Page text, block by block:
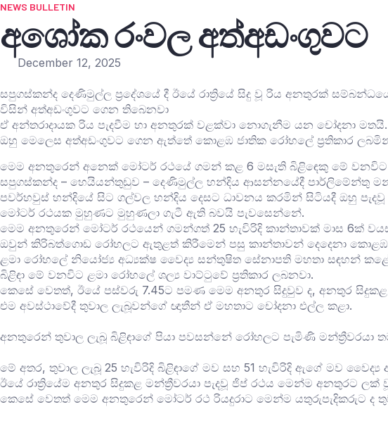
NEWS BULLETIN
අශෝක රංවල අත්අඩංගුවට
December 12, 2025
සපුගස්කන්ද දෙණිමුල්ල ප්‍රදේශයේ දී ඊයේ රාත්‍රියේ සිදු වූ රිය අනතුරක්
විසින් අත්අඩංගුවට ගෙන තිබෙනවා
ඒ අන්තරාදායක රිය පැදවීම හා අනතුරක් වළක්වා නොගැනීම යන චෝදනා මතයි.
ඔහු මෙලෙස අත්අඩංගුවට ගෙන ඇත්තේ කොළඹ ජාතික රෝහලේ ප්‍රතිකාර
මෙම අනතුරෙන් අනෙක් මෝටර් රථයේ ගමන් කළ 6 මසැති බිළිඳෙකු මේ වනවිට
සපුගස්කන්ද – හෙයියන්තුඩුව – දෙණිමුල්ල හන්දිය ආසන්නයේදී පාර්ලිමේන්තු
පවර්හවුස් හන්දියේ සිට ගල්වල හන්දිය දෙසට ධාවනය කරමින් සිටියදී ඔහු
මෝටර් රථයක මුහුණට මුහුණලා ගැටී ඇති බවයි පැවසෙන්නේ.
මෙම අනතුරෙන් ‍මෝටර් රථයෙන් ගමන්ගත් 25 හැවිරිදි කාන්තාවක් මාස 6ක්
ඔවුන් කිරිබත්ගොඩ රෝහලට ඇතුළත් කිරීමෙන් පසු කාන්තාවන් දෙදෙනා කොළඹ
ළමා රෝහලේ නියෝජ්‍ය අධ්‍යක්ෂ වෛද්‍ය සන්තුෂිත සේනාපති මහතා සඳහන්
බිළිඳා මේ වනවිට ළමා රෝහලේ ශල්‍ය වාට්ටුවේ ප්‍රතිකාර ලබනවා.
කෙසේ වෙතත්, ඊයේ පස්වරු 7.45ට පමණ මෙම අනතුර සිදුවුව ද, අනතුර
එම අවස්ථාවේදී තුවාල ලැබූවන්ගේ ඥාතීන් ඒ මහතාට චෝදනා එල්ල කළා.
‍අනතුරෙන් තුවාල ලැබූ බිළිඳාගේ පියා පවසන්නේ රෝහලට පැමිණි මන්ත්‍රීවරයා
‍මේ අතර, තුවාල ලැබූ 25 හැවිරිදි බිළිඳාගේ මව සහ 51 හැවිරිදි ඇගේ මව
‍ඊයේ රාත්‍රියේම අනතුර සිදුකළ මන්ත්‍රීවරයා පැදවූ ජිප් රථය මෙන්ම අනතුරට
කෙසේ වෙතත් මෙම අනතුරෙන් මෝටර් රථ රියදුරාට මෙන්ම යතුරුපැදිකරුට ද